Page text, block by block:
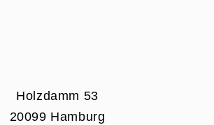
Holzdamm 53
20099 Hamburg